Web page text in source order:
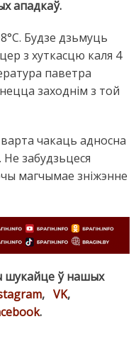
ападкаў.
Будзе дзьмуць
з хуткасцю каля 4
паветра
заходнім з той
чакаць адносна
Не забудзьцеся
магчымае зніжэнне
шукайце ў нашых
, VK,
.